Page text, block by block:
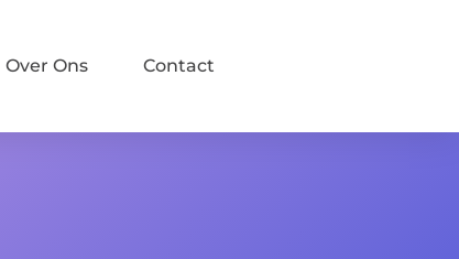
Over Ons Contact